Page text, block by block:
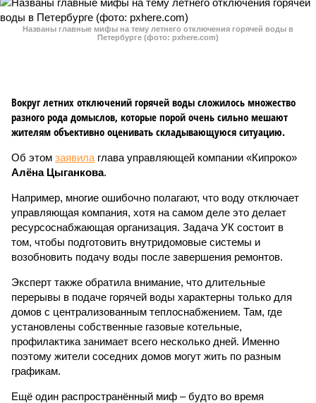
Названы главные мифы на тему летнего отключения горячей воды в
Петербурге (фото: pxhere.com)
Вокруг летних отключений горячей воды сложилось множество
разного рода домыслов, которые порой очень сильно мешают
жителям объективно оценивать складывающуюся ситуацию.
Об этом заявила глава управляющей компании «Кипроко»
Алёна Цыганкова.
Например, многие ошибочно полагают, что воду отключает
управляющая компания, хотя на самом деле это делает
ресурсоснабжающая организация. Задача УК состоит в
том, чтобы подготовить внутридомовые системы и
возобновить подачу воды после завершения ремонтов.
Эксперт также обратила внимание, что длительные
перерывы в подаче горячей воды характерны только для
домов с централизованным теплоснабжением. Там, где
установлены собственные газовые котельные,
профилактика занимает всего несколько дней. Именно
поэтому жители соседних домов могут жить по разным
графикам.
Ещё один распространённый миф – будто во время